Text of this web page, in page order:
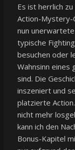
Es ist herrlich
Action-Mystery-
nun
typische
besuchen oder
Wahnsinn eines
sind. Die
inszeniert und
platzierte
nicht mehr
kann ich den
Bonus-Kapitel